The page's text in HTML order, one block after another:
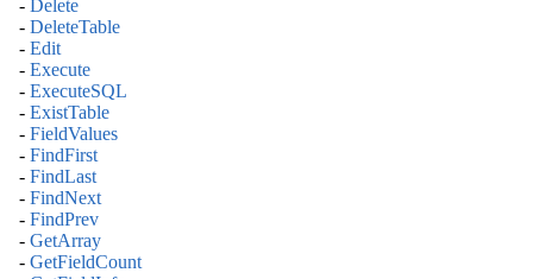
- Delete
- DeleteTable
- Edit
- Execute
- ExecuteSQL
- ExistTable
- FieldValues
- FindFirst
- FindLast
- FindNext
- FindPrev
- GetArray
- GetFieldCount